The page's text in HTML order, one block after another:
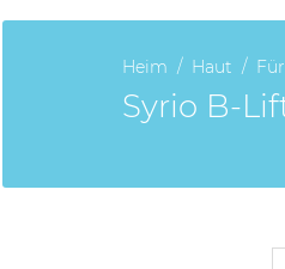
Heim Haut
Syrio B-